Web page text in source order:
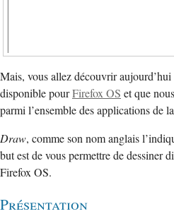
Mais, vous allez découvrir
disponible pourFirefox OS et que
parmi l’ensemble des applications de
Draw, comme son nom anglais
but est de vous permettre de dessiner
Firefox OS.
Présentation